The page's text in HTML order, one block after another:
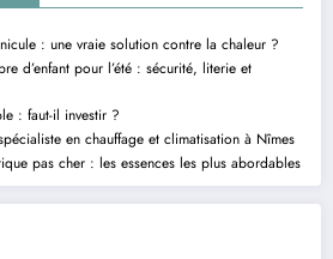
: une vraie solution contre la chaleur ?
d’enfant pour l’été : sécurité, literie et
: faut-il investir ?
en chauffage et climatisation à Nîmes
pas cher : les essences les plus abordables